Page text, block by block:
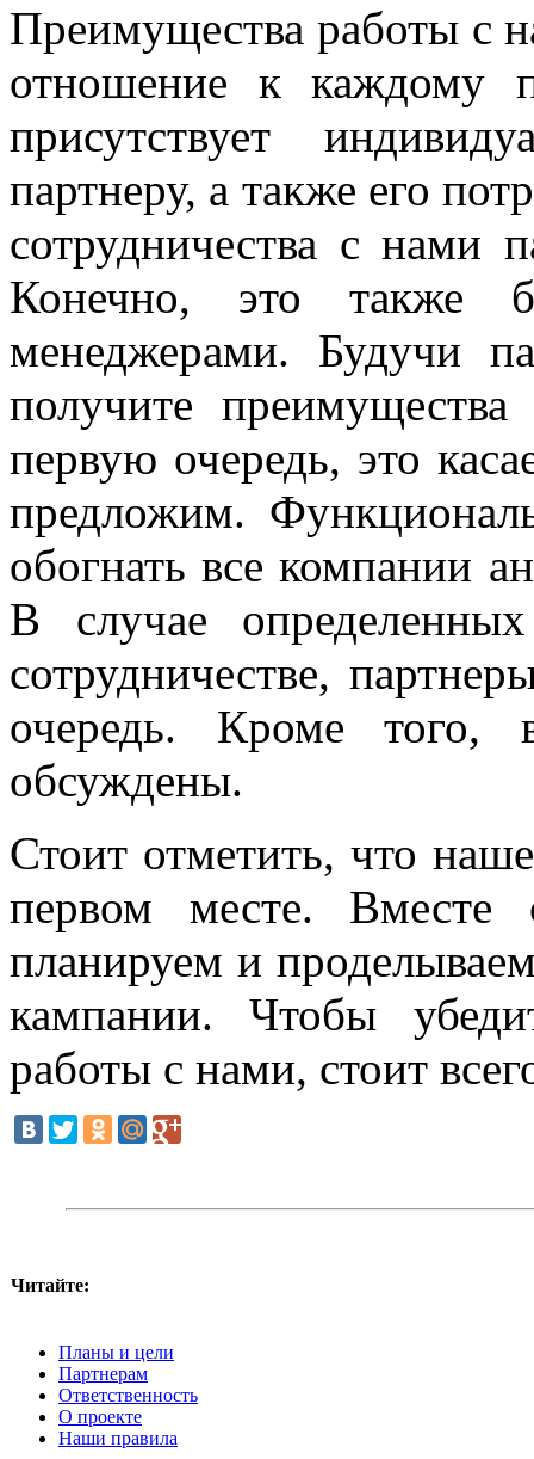
Преимущества работы с
отношение к каждому
присутствует
партнеру, а также его
сотрудничества с нами
Конечно, это также
менеджерами. Будучи
получите
первую очередь, это
предложим.
обогнать все компании
В случае
сотрудничестве,
очередь. Кроме того,
обсуждены.
Стоит отметить, что
первом месте. Вместе
планируем и
кампании. Чтобы
работы с нами, стоит
Читайте:
Планы и цели
Партнерам
Ответственность
О проекте
Наши правила